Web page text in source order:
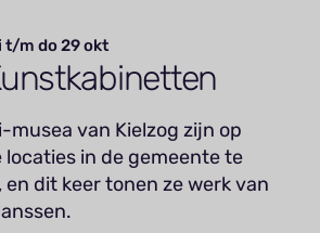
t/m do 29 okt
musea van Kielzog zijn op
locaties in de gemeente te
en dit keer tonen ze werk van